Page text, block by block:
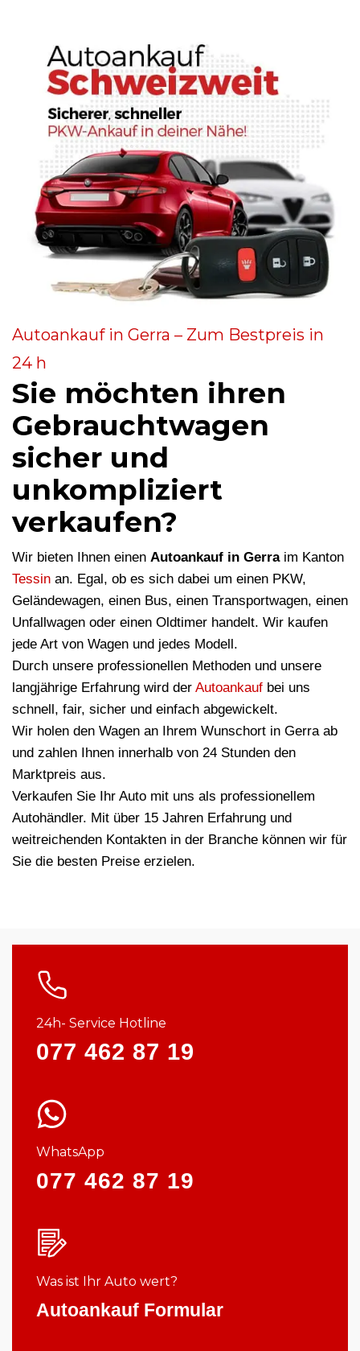
Autoankauf in Gerra – Zum Bestpreis in
24 h
Sie möchten ihren
Gebrauchtwagen
sicher und
unkompliziert
verkaufen?
Wir bieten Ihnen einen Autoankauf in Gerraim Kanton
Tessin an. Egal, ob es sich dabei um einen PKW,
Geländewagen, einen Bus, einen Transportwagen, einen
Unfallwagen oder einen Oldtimer handelt. Wir kaufen
jede Art von Wagen und jedes Modell.
Durch unsere professionellen Methoden und unsere
langjährige Erfahrung wird der Autoankauf bei uns
schnell, fair, sicher und einfach abgewickelt.
Wir holen den Wagen an Ihrem Wunschort in Gerra ab
und zahlen Ihnen innerhalb von 24 Stunden den
Marktpreis aus.
Verkaufen Sie Ihr Auto mit uns als professionellem
Autohändler. Mit über 15 Jahren Erfahrung und
weitreichenden Kontakten in der Branche können wir für
Sie die besten Preise erzielen.
24h- Service Hotline
077 462 87 19
WhatsApp
077 462 87 19
Was ist Ihr Auto wert?
Autoankauf Formular